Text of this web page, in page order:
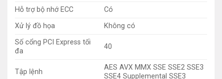
Hỗ trợ bộ nhớ ECC
Có
Xử lý đồ họa
Không có
Số cổng PCI Express tối
đa
40
Tập lệnh
AES AVX MMX SSE SSE2 SSE3
SSE4 Supplemental SSE3